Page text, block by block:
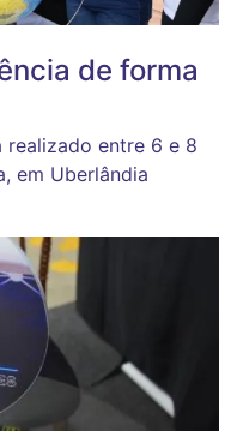
de forma
realizado entre 6 e 8
em Uberlândia